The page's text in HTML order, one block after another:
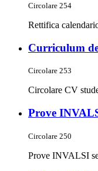
Circolare 254
Rettifica
Curriculum
Circolare 253
Circolare CV
Prove
Circolare 250
Prove INVALSI